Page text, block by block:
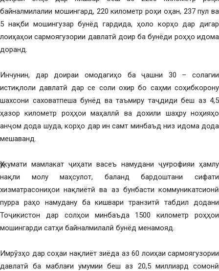
байналмилалии мошингард, 220 километр роҳи оҳан, 237 пул ва
5 нақби мошингузар бунёд гардида, ҳоло корҳо дар дигар
лоиҳаҳои сармоягузории давлатӣ доир ба бунёди роҳҳо идома
доранд.
Инчунин, дар доираи омодагиҳо ба ҷашни 30 – солагии
истиқлоли давлатӣ дар се соли охир бо саҳми соҳибкорону
шахсони саховатпеша бунёд ва таъмиру таҷдиди беш аз 4,5
ҳазор километр роҳҳои маҳаллӣ ва дохили шаҳру ноҳияҳо
анҷом дода шуда, корҳо дар ин самт минбаъд низ идома дода
мешаванд.
Ҳукумати мамлакат ҷиҳати васеъ намудани ҷуғрофияи ҳамлу
нақли молу маҳсулот, баланд бардоштани сифати
хизматрасониҳои нақлиётӣ ва аз бунбасти коммуникатсионӣ
пурра раҳо намудану ба кишвари транзитӣ табдил додани
Тоҷикистон дар солҳои минбаъда 1500 километр роҳҳои
мошингарди сатҳи байналмилалӣ бунёд менамояд.
Имрӯзҳо дар соҳаи нақлиёт зиёда аз 60 лоиҳаи сармоягузории
давлатӣ ба маблағи умумии беш аз 20,5 миллиард сомонӣ